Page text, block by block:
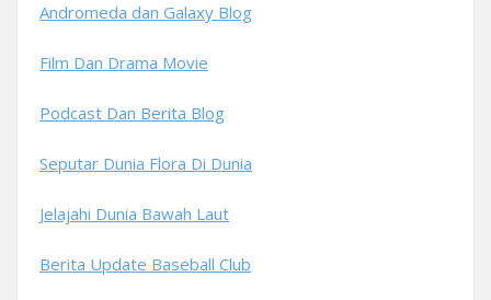
Andromeda dan Galaxy Blog
Film Dan Drama Movie
Podcast Dan Berita Blog
Seputar Dunia Flora Di Dunia
Jelajahi Dunia Bawah Laut
Berita Update Baseball Club